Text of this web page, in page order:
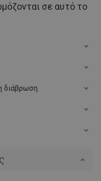
σε αυτό το
διάβρωση